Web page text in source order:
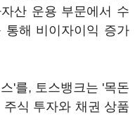
산 운용 부문에서 수
통해 비이자이익 증가
'를, 토스뱅크는 '목돈
식 투자와 채권 상품